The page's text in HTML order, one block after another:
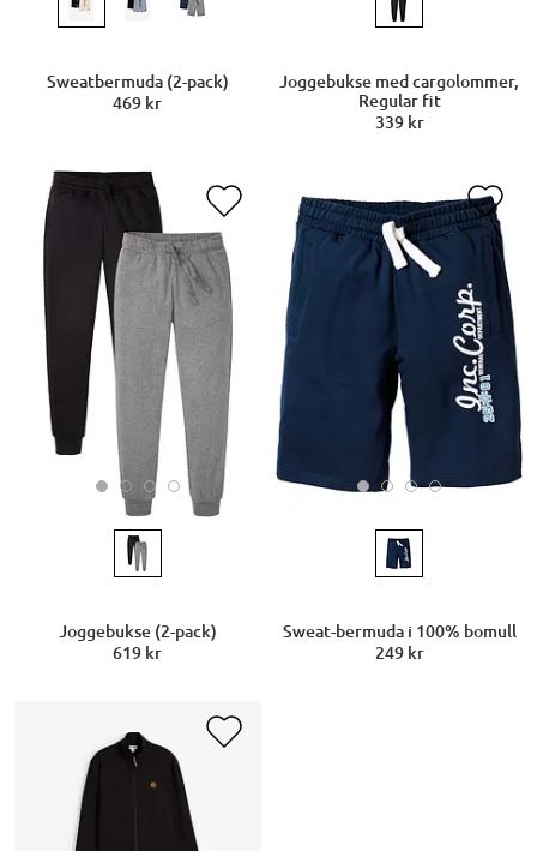
Sweatbermuda (2-pack)
469 kr
Joggebukse med cargolommer,
Regular fit
339 kr
Joggebukse (2-pack)
619 kr
Sweat-bermuda i 100% bomull
249 kr